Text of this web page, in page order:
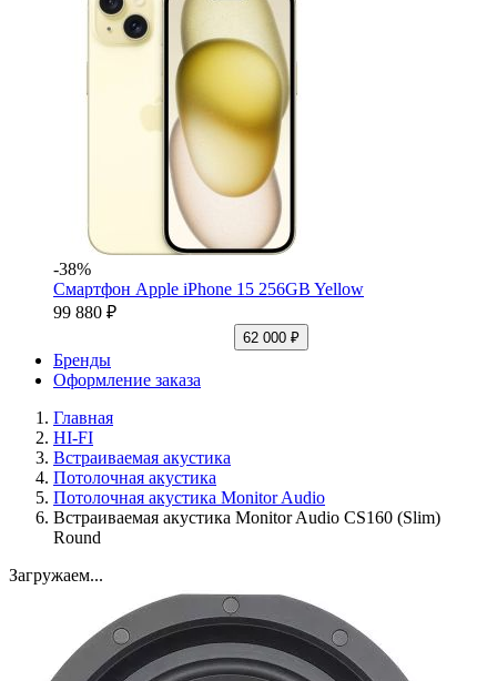
-38%
Смартфон Apple iPhone 15 256GB Yellow
99 880 ₽
62 000 ₽
Бренды
Оформление заказа
Главная
HI-FI
Встраиваемая акустика
Потолочная акустика
Потолочная акустика Monitor Audio
Встраиваемая акустика Monitor Audio CS160 (Slim)
Round
Загружаем...